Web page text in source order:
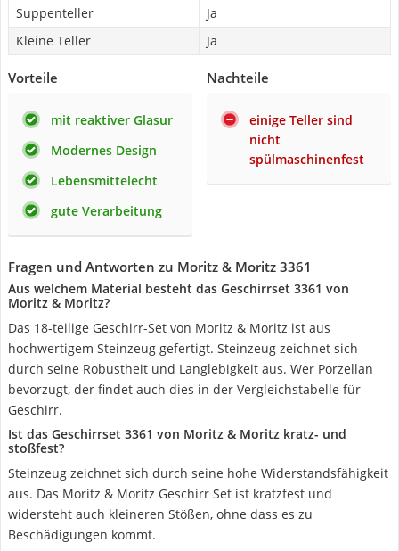
Suppenteller
Ja
Kleine Teller
Ja
Vorteile
mit reaktiver Glasur
Modernes Design
Lebensmittelecht
gute Verarbeitung
Nachteile
einige Teller sind
nicht
spülmaschinenfest
Fragen und Antworten zu Moritz & Moritz 3361
Aus welchem Material besteht das Geschirrset 3361 von
Moritz & Moritz?
Das 18-teilige Geschirr-Set von Moritz & Moritz ist aus
hochwertigem Steinzeug gefertigt. Steinzeug zeichnet sich
durch seine Robustheit und Langlebigkeit aus. Wer Porzellan
bevorzugt, der findet auch dies in der Vergleichstabelle für
Geschirr.
Ist das Geschirrset 3361 von Moritz & Moritz kratz- und
stoßfest?
Steinzeug zeichnet sich durch seine hohe Widerstandsfähigkeit
aus. Das Moritz & Moritz Geschirr Set ist kratzfest und
widersteht auch kleineren Stößen, ohne dass es zu
Beschädigungen kommt.